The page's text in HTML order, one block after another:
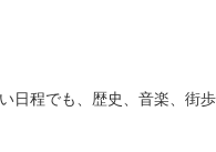
日程でも、歴史、音楽、街歩